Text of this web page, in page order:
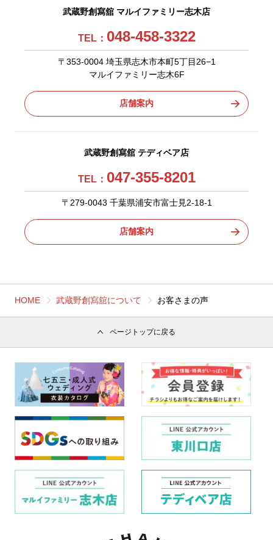
武蔵野創寫舘 マルイファミリー志木店
TEL： 048-458-3322
〒353-0004 埼玉県志木市本町5丁目26−1
マルイファミリー志木6F
店舗案内
武蔵野創寫舘 テディベア店
TEL： 047-355-8201
〒279-0043 千葉県浦安市富士見2-18-1
店舗案内
HOME 武蔵野創寫舘について お客さまの声
ページトップに戻る